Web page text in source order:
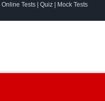
Tests | Quiz | Mock Tests